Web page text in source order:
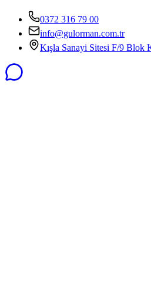
0372 316 79 00
info@gulorman.com.tr
Kışla Sanayi Sitesi F/9 Blok